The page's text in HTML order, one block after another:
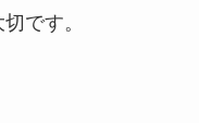
です。